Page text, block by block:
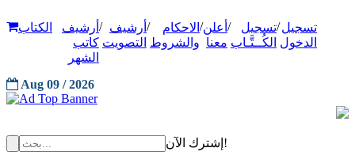
تسجيل
الدخول
/تسجيل
الكُــتَّـاب
/ أعلن
معنا
/ الاحكام
والشروط
/ أرشيف
التصويت
/ أرشيف
كاتب
الشهر
الكتاب
Aug 09 / 2026
إشترك الآن!